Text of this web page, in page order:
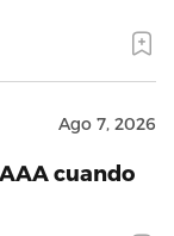
Ago 7, 2026
cuando